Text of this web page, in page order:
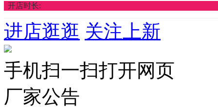
开店时长:
进店逛逛 关注上新
手机扫一扫打开网页
厂家公告